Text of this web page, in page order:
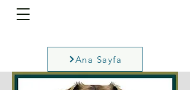
Ana Sayfa